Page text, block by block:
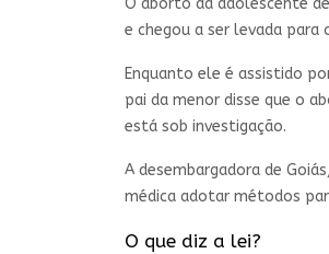
e chegou a ser levada
Enquanto ele é assistido
pai da menor disse que o
está sob investigação.
A desembargadora de
médica adotar métodos
O que diz a lei?